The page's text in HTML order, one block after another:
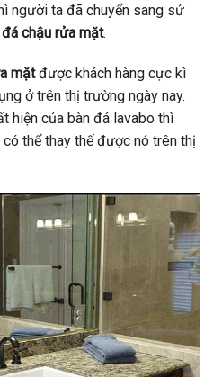
người ta đã chuyển sang sử
chậu rửa mặt.
mặtđược khách hàng cực kì
ở trên thị trường ngày nay.
hiện của bàn đá lavabo thì
thể thay thế được nó trên thị